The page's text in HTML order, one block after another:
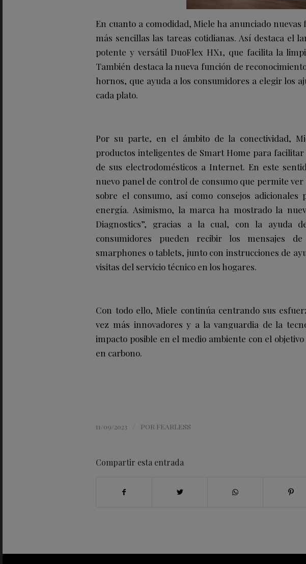
En cuanto a comodidad, Miele ha anunciado
más sencillas las tareas cotidianas. Así destaca el
potente y versátil DuoFlex HX1, que facilita la
También destaca la nueva función de
hornos, que ayuda a los consumidores a elegir los
cada plato.
Por su parte, en el ámbito de la conectividad,
productos inteligentes de Smart Home para facilitar
de sus electrodomésticos a Internet. En este
nuevo panel de control de consumo que permite
sobre el consumo, así como consejos
energía. Asimismo, la marca ha mostrado la
Diagnostics”, gracias a la cual, con la ayuda
consumidores pueden recibir los mensajes
smarphones o tablets, junto con instrucciones de
visitas del servicio técnico en los hogares.
Con todo ello, Miele continúa centrando sus
vez más innovadores y a la vanguardia de la
impacto posible en el medio ambiente con el
en carbono.
11/09/2023 POR FEARLESS
Compartir esta entrada